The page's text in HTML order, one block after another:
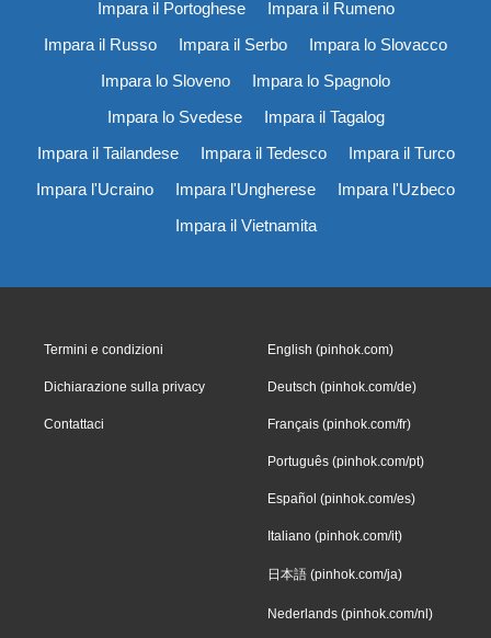
Impara il Portoghese
Impara il Rumeno
Impara il Russo
Impara il Serbo
Impara lo Slovacco
Impara lo Sloveno
Impara lo Spagnolo
Impara lo Svedese
Impara il Tagalog
Impara il Tailandese
Impara il Tedesco
Impara il Turco
Impara l'Ucraino
Impara l'Ungherese
Impara l'Uzbeco
Impara il Vietnamita
Termini e condizioni
Dichiarazione sulla privacy
Contattaci
English (pinhok.com)
Deutsch (pinhok.com/de)
Français (pinhok.com/fr)
Português (pinhok.com/pt)
Español (pinhok.com/es)
Italiano (pinhok.com/it)
日本語 (pinhok.com/ja)
Nederlands (pinhok.com/nl)